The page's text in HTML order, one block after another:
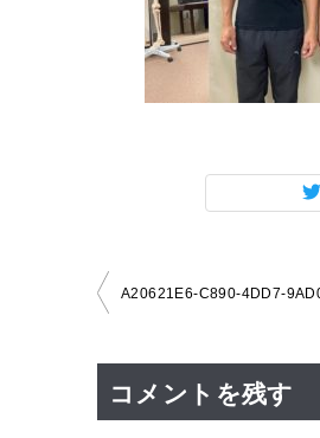
投
ナ
ビ
A20621E6-C890-4DD7-
コメントを残す